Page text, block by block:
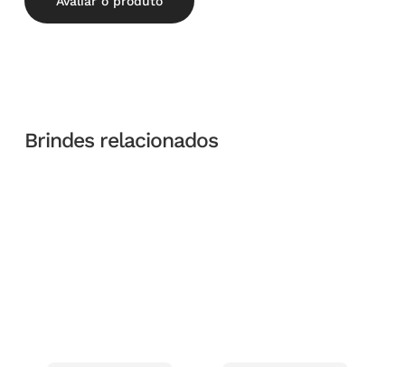
Brindes relacionados